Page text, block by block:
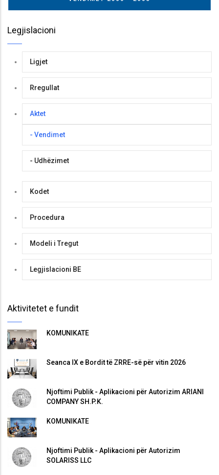
Legjislacioni
Ligjet
Rregullat
Aktet
- Vendimet
- Udhëzimet
Kodet
Procedura
Modeli i Tregut
Legjislacioni BE
Aktivitetet e fundit
KOMUNIKATË
Seanca IX e Bordit të ZRRE-së për vitin 2026
Njoftimi Publik - Aplikacioni për Autorizim ARIANI
COMPANY SH.P.K.
KOMUNIKATË
Njoftimi Publik - Aplikacioni për Autorizim
SOLARISS LLC